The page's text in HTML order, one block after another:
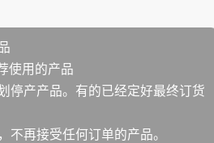
使用的产品
停产产品。有的已经定好最终订货
不再接受任何订单的产品。